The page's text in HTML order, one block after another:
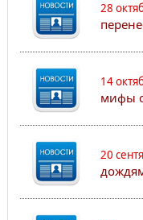
28
14
мифы
20